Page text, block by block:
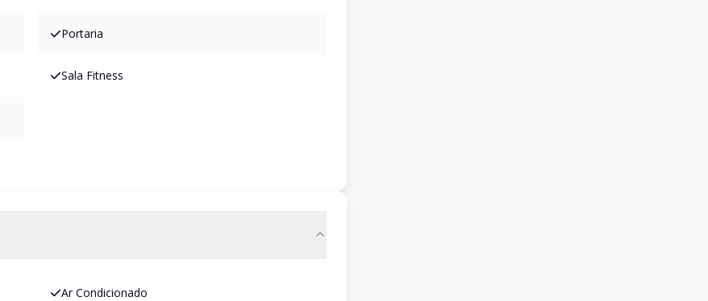
Portaria
Sala Fitness
Ar Condicionado